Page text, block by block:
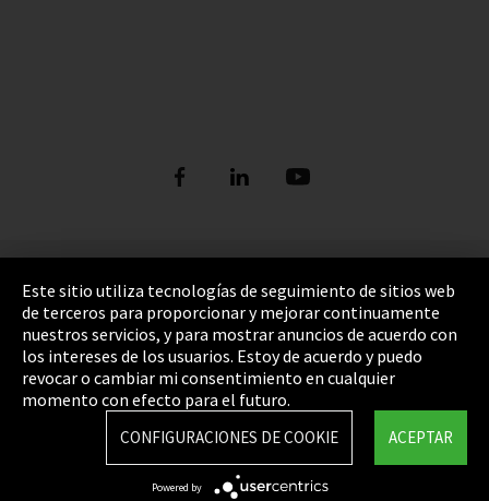
Pie de imprenta
Política de privacidad
Cookie Settings
Términos y Condiciones
Mapa del sitio
Integrity Line
Este sitio utiliza tecnologías de seguimiento de sitios web
de terceros para proporcionar y mejorar continuamente
nuestros servicios, y para mostrar anuncios de acuerdo con
los intereses de los usuarios. Estoy de acuerdo y puedo
revocar o cambiar mi consentimiento en cualquier
momento con efecto para el futuro.
ACEPTAR
CONFIGURACIONES DE COOKIE
Powered by